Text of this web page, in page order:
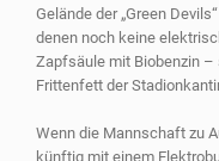
Gelände der „Green
denen noch keine
Zapfsäule mit Biobenzin
Frittenfett der
Wenn die Mannschaft zu
künftig mit einem